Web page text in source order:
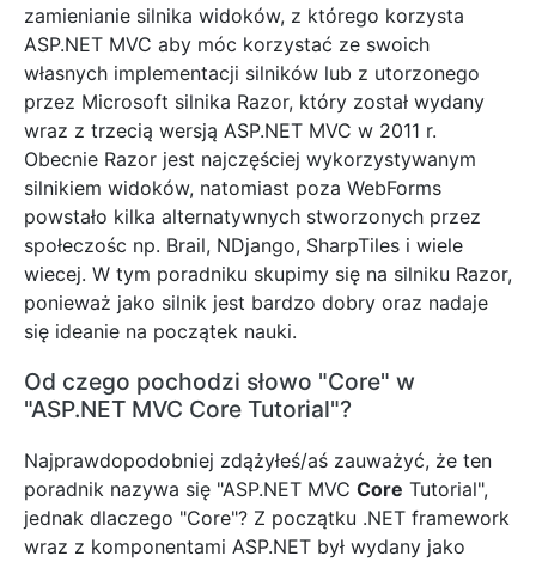
zamienianie silnika widoków, z którego korzysta
ASP.NET MVC aby móc korzystać ze swoich
własnych implementacji silników lub z utorzonego
przez Microsoft silnika Razor, który został wydany
wraz z trzecią wersją ASP.NET MVC w 2011 r.
Obecnie Razor jest najczęściej wykorzystywanym
silnikiem widoków, natomiast poza WebForms
powstało kilka alternatywnych stworzonych przez
społeczośc np. Brail, NDjango, SharpTiles i wiele
wiecej. W tym poradniku skupimy się na silniku Razor,
ponieważ jako silnik jest bardzo dobry oraz nadaje
się ideanie na początek nauki.
Od czego pochodzi słowo "Core" w
"ASP.NET MVC Core Tutorial"?
Najprawdopodobniej zdążyłeś/aś zauważyć, że ten
poradnik nazywa się "ASP.NET MVC Core Tutorial",
jednak dlaczego "Core"? Z początku .NET framework
wraz z komponentami ASP.NET był wydany jako